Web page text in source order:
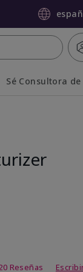
Sé Consultora
Reseñas